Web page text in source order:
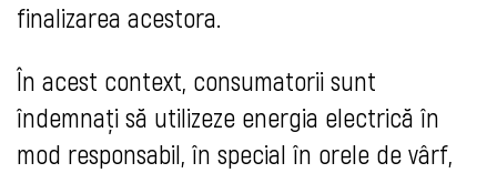
finalizarea acestora.
În acest context, consumatorii sunt
îndemnați să utilizeze energia electrică în
mod responsabil, în special în orele de vârf,